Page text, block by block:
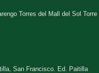
Torres del Mall del Sol Torre
San Francisco. Ed. Paitilla